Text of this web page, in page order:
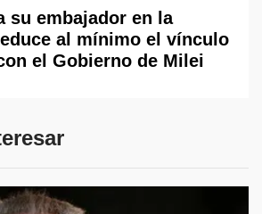
su embajador en la
al mínimo el vínculo
el Gobierno de Milei